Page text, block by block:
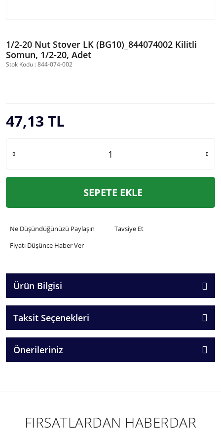
1/2-20 Nut Stover LK (BG10)_844074002 Kilitli
Somun, 1/2-20, Adet
Stok Kodu : 844-074-002
47,13 TL
SEPETE EKLE
Ne Düşündüğünüzü Paylaşın
Tavsiye Et
Fiyatı Düşünce Haber Ver
Ürün Bilgisi
Taksit Seçenekleri
Önerileriniz
FIRSATLARDAN HABERDAR